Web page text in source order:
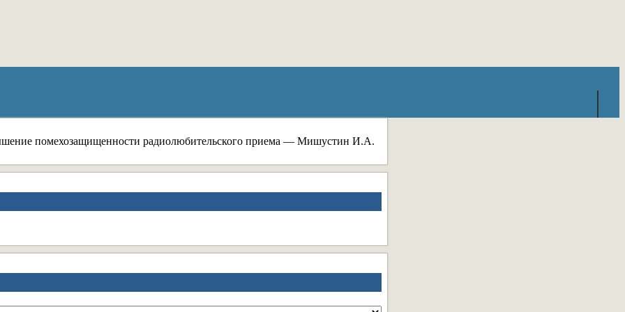
помехозащищенности радиолюбительского приема — Мишустин И.А.